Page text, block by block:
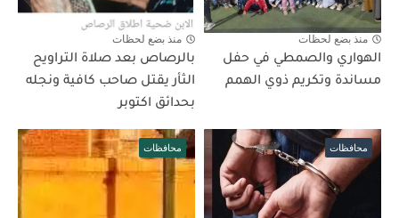
منذ بضع لحظات
الهواري والصمطي في حفل
مساندة وتكريم ذوي الهمم
منذ بضع لحظات
بالرصاص بعد صلاة التراويح
الثأر يقتل صاحب كافية ونجله
بحدائق اكتوبر
محافظات محافظات